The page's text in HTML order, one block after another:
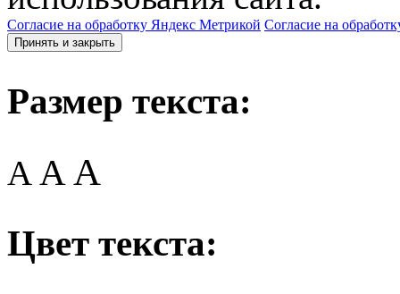
Согласие на обработку Яндекс Метрикой Согласие на
Принять и закрыть
Размер текста:
A AA
Цвет текста: